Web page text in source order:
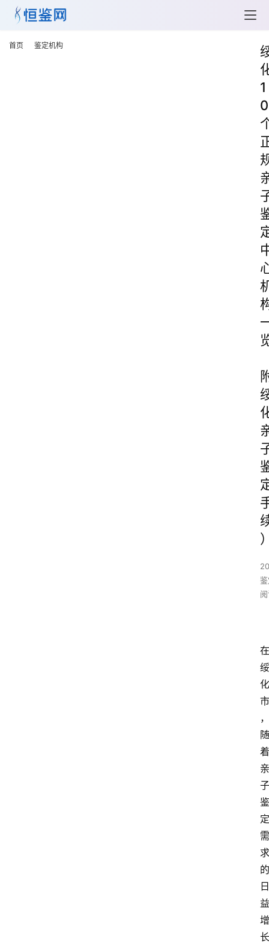
首页 鉴定机构
1
0
在
绥
化
市
，
随
着
亲
子
鉴
定
需
求
的
日
益
增
长